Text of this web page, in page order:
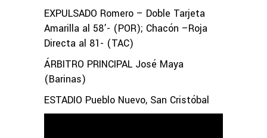
EXPULSADO Romero – Doble Tarjeta
Amarilla al 58’- (POR); Chacón –Roja
Directa al 81- (TAC)
ÁRBITRO PRINCIPAL José Maya
(Barinas)
ESTADIO Pueblo Nuevo, San Cristóbal